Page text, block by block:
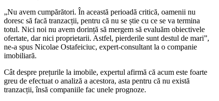
„Nu avem cumpărători. În această perioadă critică, oamenii nu
doresc să facă tranzacții, pentru că nu se știe cu ce se va termina
totul. Nici noi nu avem dorință să mergem să evaluăm obiectivele
ofertate, dar nici proprietarii. Ast­fel, pierderile sunt destul de mari”,
ne-a spus Nicolae Ostafeiciuc, expert-consultant la o companie
imobiliară.
Cât despre prețurile la imobile, expertul afirmă că acum este foarte
greu de efectuat o analiză a acestora, asta pentru că nu există
tranzacții, însă companiile fac une­le prognoze.